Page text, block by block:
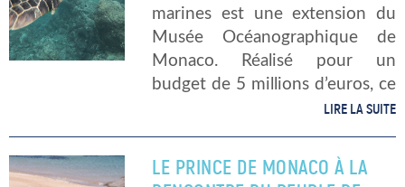
marines est une extension du
Musée Océanographique de
Monaco. Réalisé pour un
budget de 5 millions d’euros, ce
centre s’étend sur 550 m2.
Monaco et son directeur,
Olivier Dufourneaud, ont à
LIRE LA SUITE
LE PRINCE DE MONACO À LA